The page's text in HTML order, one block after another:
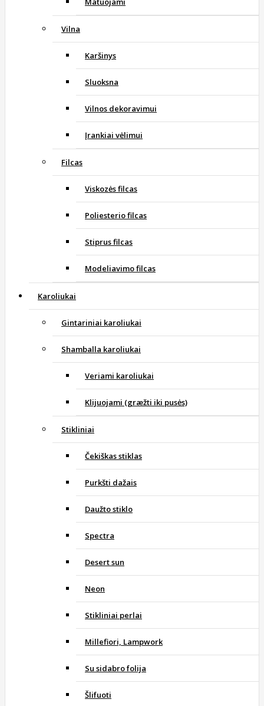
Vilna
Karšinys
Sluoksna
Vilnos dekoravimui
Įrankiai vėlimui
Filcas
Viskozės filcas
Poliesterio filcas
Stiprus filcas
Modeliavimo filcas
Karoliukai
Gintariniai karoliukai
Shamballa karoliukai
Veriami karoliukai
Klijuojami (græžti iki pusės)
Stikliniai
Čekiškas stiklas
Purkšti dažais
Daužto stiklo
Spectra
Desert sun
Neon
Stikliniai perlai
Millefiori, Lampwork
Su sidabro folija
Šlifuoti